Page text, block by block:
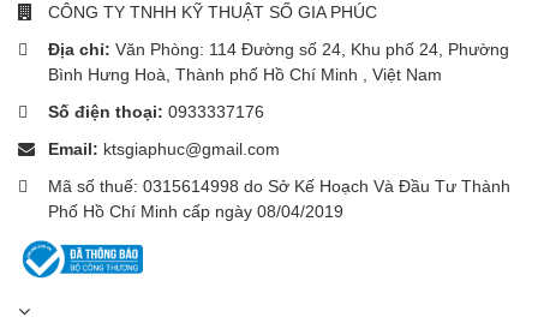
CÔNG TY TNHH KỸ THUẬT SỐ GIA PHÚC
Địa chỉ: Văn Phòng: 114 Đường số 24, Khu phố 24, Phường
Bình Hưng Hoà, Thành phố Hồ Chí Minh , Việt Nam
Số điện thoại: 0933337176
Email: ktsgiaphuc@gmail.com
Mã số thuế: 0315614998 do Sở Kế Hoạch Và Đầu Tư Thành
Phố Hồ Chí Minh cấp ngày 08/04/2019